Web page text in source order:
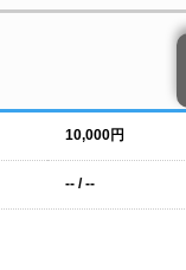
10,000円
-- / --